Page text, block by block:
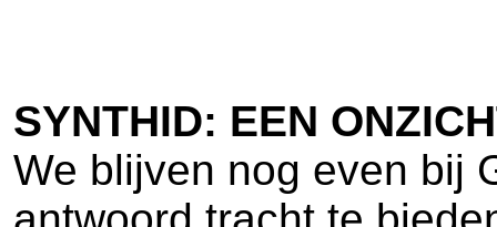
SYNTHID: EEN
We blijven nog even bij